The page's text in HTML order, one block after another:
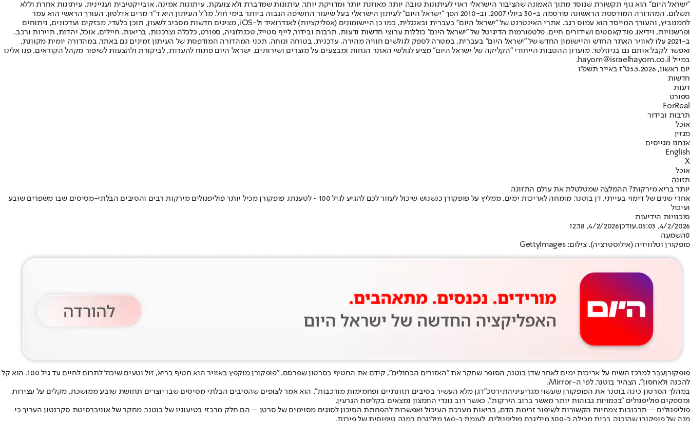
"ישראל היום" הוא גוף תקשורת שנוסד מתוך האמונה שהציבור הישראלי ראוי לעיתונות טובה יותר, מאוזנת יותר ומדויקת יותר. עיתונות שמדברת ולא צועקת. עיתונות אמינה, אובייקטיבית ועניינית. עיתונות אחרת וללא
תשלום. המהדורה המודפסת הראשונה פורסמה ב-30 ביולי 2007, וב-2010 הפך "ישראל היום" לעיתון הישראלי בעל שיעור החשיפה הגבוה ביותר בימי חול. מו"ל העיתון היא ד"ר מרים אדלסון. העורך הראשי הוא עמר
לחמנוביץ, והעורך המייסד הוא עמוס רגב. אתרי האינטרנט של "ישראל היום" בעברית ובאנגלית, כמו כן היישומונים (אפליקציות) לאנדרואיד ול-iOS, מציגים חדשות מסביב לשעון, תוכן בלעדי, מבזקים ועדכונים, ניתוחים
ופרשנויות, וידיאו, פודקאסטים ושידורים חיים. פלטפורמות הדיגיטל של "ישראל היום" כוללות ערוצי חדשות ודעות, תרבות ובידור, לייף סטייל, טכנולוגיה, ספורט, כלכלה וצרכנות, בריאות, חיילים, אוכל, יהדות, תיירות ורכב.
ב-2021 עלו לאוויר האתר החדש והיישומון החדש של "ישראל היום" בעברית, במטרה לספק לגולשים חוויה מהירה, עדכנית, בטוחה ונוחה. תכני המהדורה המודפסת של העיתון זמינים גם באתר, במהדורה יומית מקוונת,
ואפשר לקבל אותם גם בניוזלטר. מועדון ההטבות הייחודי "הקליקה של ישראל היום" מציע לגולשי האתר הנחות ומבצעים על מוצרים ושירותים. ישראל היום פתוח להערות, לביקורת ולהצעות לשיפור מקהל הקוראים. פנו אלינו
במייל hayom@israelhayom.co.il.
יום ראשון, 3.5.2026
ט"ז באייר תשפ"ו
חדשות
דעות
ספורט
ForReal
תרבות ובידור
אוכל
מגזין
אנחנו מגייסים
English
X
אוכל
תזונה
יותר בריא מירקות? ההמלצה שמטלטלת את עולם התזונה
אחרי שנים של דימוי בעייתי, דן בוטנר, מומחה לאריכות ימים, ממליץ על פופקורן כנשנוש שיכול לעזור לכם להגיע לגיל 100 • לטענתו, פופקורן מכיל יותר פוליפנולים מירקות רבים והסיבים הבלתי-מסיסים שבו משפרים שובע
ועיכול
סוכנויות הידיעות
4/2/2026, 05:03
,עודכן4/2/2026, 12:18
0השמעה
פופקורן וטלוויזיה (אילוסטרציה). צילום: GettyImages
פופקורן
עבר למרכז השיח על אריכות ימים לאחר שדן בוטנר, הסופר שחקר את "האזורים הכחולים", קידם את החטיף בסרטון שפרסם. "פופקורן מוקפץ באוויר הוא חטיף בריא, זול וטעים שיכול לתרום לחיים עד גיל 100. הוא קל
להכנה ולאחסון", הצהיר בוטנר, לפי ה-Mirror.
במהלך הסרטון כינה בוטנר את הפופקורן שעשוי מגריעיניהתירסכ"דגן מלא העשיר בסיבים תזונתיים ופחמימות מורכבות". הוא אמר לצופים שהסיבים הבלתי מסיסים שבו יוצרים תחושת שובע ממושכת, מקלים על עצירות
ומספקים פוליפנולים "בכמויות גבוהות יותר מאשר ברוב הירקות", כאשר רוב נוגדי החמצון נמצאים בקליפת הגרעין.
פוליפנולים – תרכובות צמחיות הקשורות לשיפור זרימת הדם, בריאות מערכת העיכול ואפשרות להפחתת הסיכון לסוגים מסוימים של סרטן – הם חלק מרכזי בטיעוניו של בוטנר. מחקר של אוניברסיטת סקרנטון העריך כי